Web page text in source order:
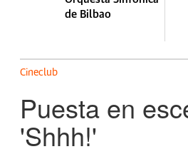
de Bilbao
Cineclub
Puesta en
'Shhh!'